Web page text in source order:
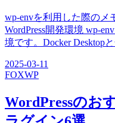
wp-envを利用した際のメ
WordPress開発環境 wp-
境です。Docker Desktop
2025-03-11
FOXWP
WordPressのお